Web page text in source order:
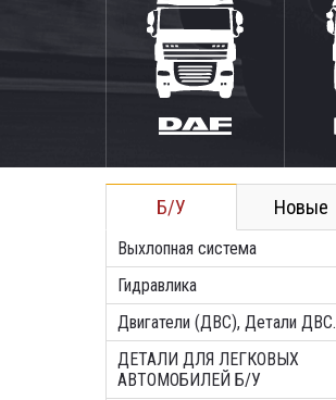
Б/У Новые
Выхлопная система
Гидравлика
Двигатели (ДВС), Детали ДВС.
ДЕТАЛИ ДЛЯ ЛЕГКОВЫХ
АВТОМОБИЛЕЙ Б/У